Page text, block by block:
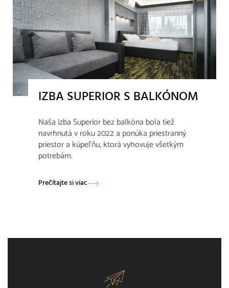
IZBA SUPERIOR S BALKÓNOM
Naša izba Superior bez balkóna bola tiež
navrhnutá v roku 2022 a ponúka priestranný
priestor a kúpeľňu, ktorá vyhovuje všetkým
potrebám.
Prečítajte si viac